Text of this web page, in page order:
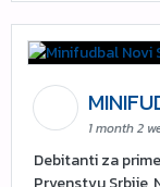
1 month 2
Debitanti za